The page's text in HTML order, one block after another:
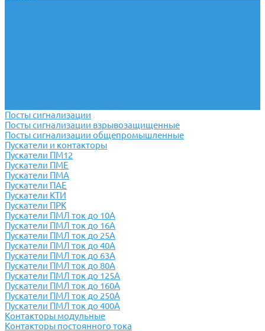
Посты сигнализации
Посты сигнализации взрывозащищенные
Посты сигнализации общепромышленные
Пускатели и контакторы
Пускатели ПМ12
Пускатели ПМЕ
Пускатели ПМА
Пускатели ПАЕ
Пускатели КТИ
Пускатели ПРК
Пускатели ПМЛ ток до 10А
Пускатели ПМЛ ток до 16А
Пускатели ПМЛ ток до 25А
Пускатели ПМЛ ток до 40А
Пускатели ПМЛ ток до 63А
Пускатели ПМЛ ток до 80А
Пускатели ПМЛ ток до 125А
Пускатели ПМЛ ток до 160А
Пускатели ПМЛ ток до 250А
Пускатели ПМЛ ток до 400А
Контакторы модульные
Контакторы постоянного тока